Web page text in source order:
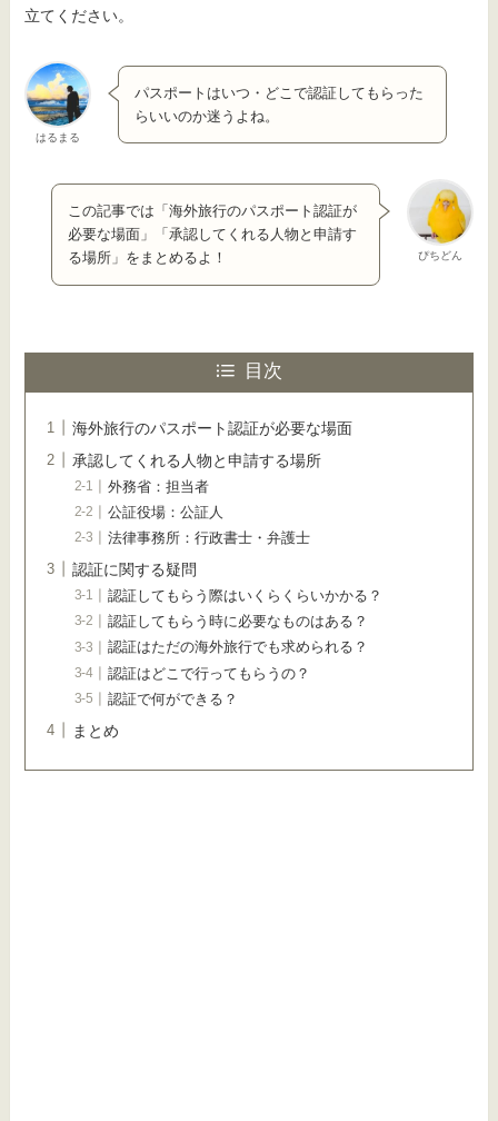
立てください。
はるまる
パスポートはいつ・どこで認証してもらった
らいいのか迷うよね。
ぴちどん
この記事では「海外旅行のパスポート認証が
必要な場面」「承認してくれる人物と申請す
る場所」をまとめるよ！
目次
海外旅行のパスポート認証が必要な場面
承認してくれる人物と申請する場所
外務省：担当者
公証役場：公証人
法律事務所：行政書士・弁護士
認証に関する疑問
認証してもらう際はいくらくらいかかる？
認証してもらう時に必要なものはある？
認証はただの海外旅行でも求められる？
認証はどこで行ってもらうの？
認証で何ができる？
まとめ